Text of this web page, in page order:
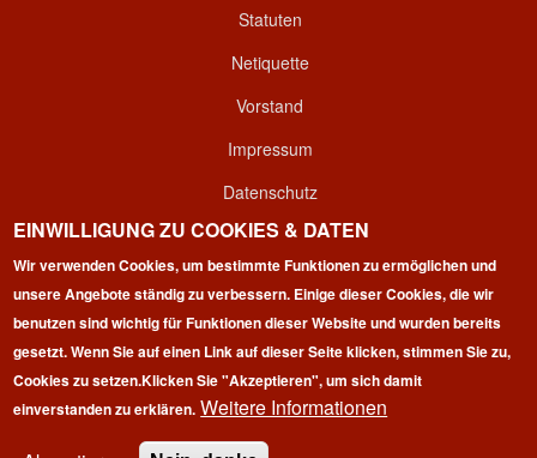
Statuten
Netiquette
Vorstand
Impressum
Datenschutz
Kontakt
Login
rights reserved.
EINWILLIGUNG ZU COOKIES & DATEN
Wir verwenden Cookies, um bestimmte Funktionen zu ermöglichen und
unsere Angebote ständig zu verbessern. Einige dieser Cookies, die wir
benutzen sind wichtig für Funktionen dieser Website und wurden bereits
gesetzt. Wenn Sie auf einen Link auf dieser Seite klicken, stimmen Sie zu,
Cookies zu setzen.Klicken Sie "Akzeptieren", um sich damit
einverstanden zu erklären. Weitere Informationen